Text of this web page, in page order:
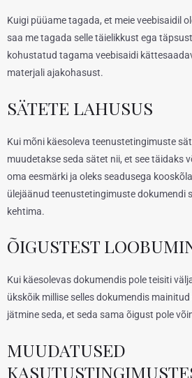
Kuigi püüame tagada, et meie veebisaidil
saa me tagada selle täielikkust ega
kohustatud tagama veebisaidi
materjali ajakohasust.
SÄTETE LAHUSUS
Kui mõni käesoleva teenustetingimuste
muudetakse seda sätet nii, et see täidaks
oma eesmärki ja oleks seadusega
ülejäänud teenustetingimuste dokumendi
kehtima.
ÕIGUSTEST
Kui käesolevas dokumendis pole teisiti
ükskõik millise selles dokumendis
jätmine seda, et seda sama õigust pole
MUUDATUSED